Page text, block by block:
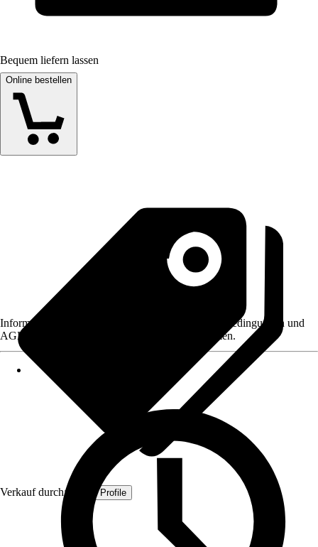
Bequem liefern lassen
Online bestellen
Verkauf durch: Quest Profile
Informationen des Verkäufers, wie z. B. Rückgabebedingungen und
AGB, finden Sie bei Klick auf den Verkäufernamen.